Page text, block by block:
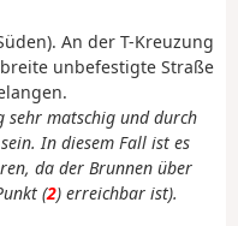
An der T-Kreuzung
unbefestigte Straße
sehr matschig und durch
In diesem Fall ist es
da der Brunnen über
(2) erreichbar ist).